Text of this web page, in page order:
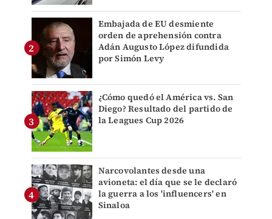
Embajada de EU desmiente
orden de aprehensión contra
Adán Augusto López difundida
por Simón Levy
¿Cómo quedó el América vs. San
Diego? Resultado del partido de
la Leagues Cup 2026
Narcovolantes desde una
avioneta: el día que se le declaró
la guerra a los 'influencers' en
Sinaloa